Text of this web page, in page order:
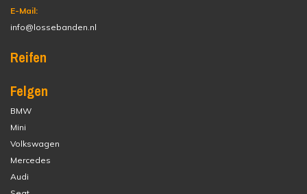
E-Mail:
info@lossebanden.nl
Reifen
Felgen
BMW
Mini
Volkswagen
Mercedes
Audi